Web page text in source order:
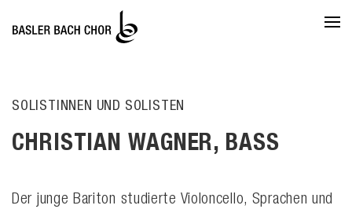
SOLISTINNEN UND SOLISTEN
CHRISTIAN WAGNER, BASS
Der junge Bariton studierte Violoncello, Sprachen und